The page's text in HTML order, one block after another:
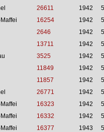
26611 1942
16254 1942
2646 1942
13711 1942
3525 1942
11849 1942
11857 1942
26771 1942
16323 1942
16332 1942
16377 1943